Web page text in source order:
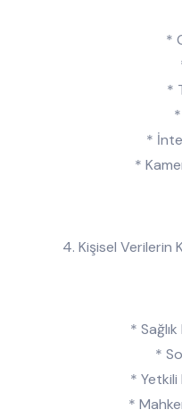
*
*
*
*
4. Kişisel Verilerin
*
*
* Yetkili
*